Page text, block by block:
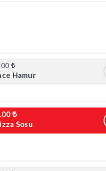
Hamur
Sosu